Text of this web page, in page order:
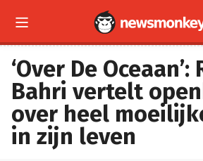

‘Over De Oceaan’:
Bahri vertelt
over heel
in zijn leven